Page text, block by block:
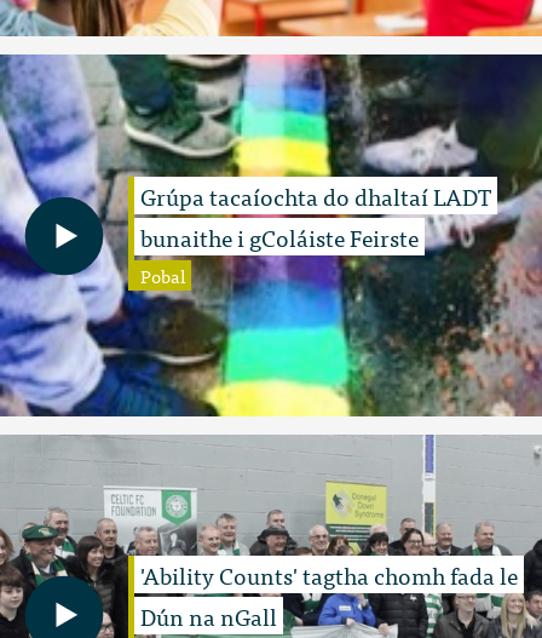
Grúpa tacaíochta do dhaltaí LADT
bunaithe i gColáiste Feirste
Pobal
'Ability Counts' tagtha chomh fada le
Dún na nGall